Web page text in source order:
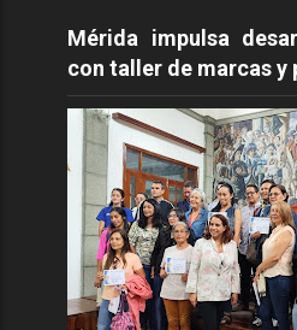
Mérida impulsa
con taller de marcas y